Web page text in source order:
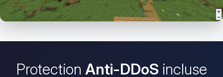
Protection Anti-DDoS incluse